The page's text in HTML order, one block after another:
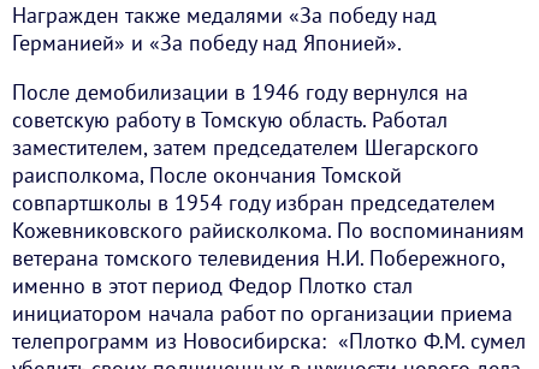
Награжден также медалями «За победу над
Германией» и «За победу над Японией».
После демобилизации в 1946 году вернулся на
советскую работу в Томскую область. Работал
заместителем, затем председателем Шегарского
раисполкома, После окончания Томской
совпартшколы в 1954 году избран председателем
Кожевниковского райисколкома. По воспоминаниям
ветерана томского телевидения Н.И. Побережного,
именно в этот период Федор Плотко стал
инициатором начала работ по организации приема
телепрограмм из Новосибирска: «Плотко Ф.М. сумел